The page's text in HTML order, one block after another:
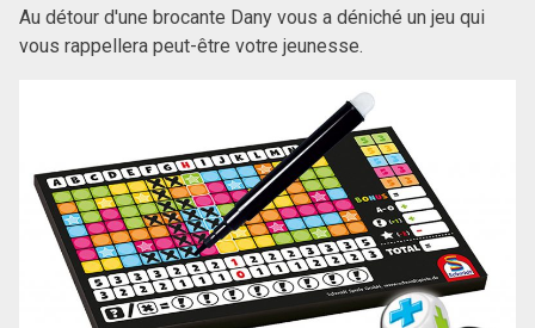
Au détour d'une brocante Dany vous a déniché un jeu qui
vous rappellera peut-être votre jeunesse.